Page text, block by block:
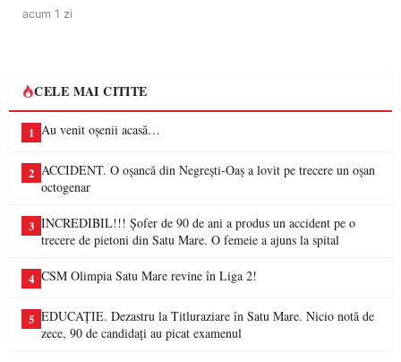
acum 1 zi
CELE MAI CITITE
1 Au venit oșenii acasă…
2 ACCIDENT. O oșancă din Negrești-Oaș a lovit pe trecere un oșan
octogenar
3 INCREDIBIL!!! Șofer de 90 de ani a produs un accident pe o
trecere de pietoni din Satu Mare. O femeie a ajuns la spital
4 CSM Olimpia Satu Mare revine în Liga 2!
5 EDUCAȚIE. Dezastru la Titluraziare în Satu Mare. Nicio notă de
zece, 90 de candidați au picat examenul